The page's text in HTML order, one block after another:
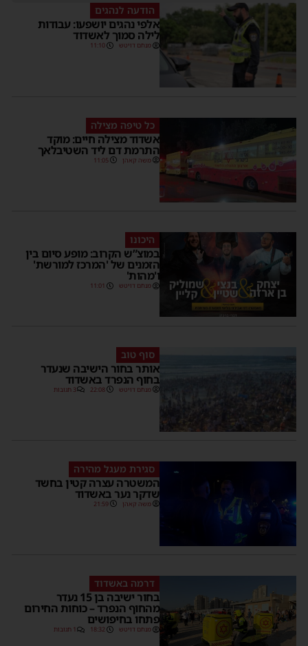
הודעה לנהגים
אלפי נהגים יושפעו: עבודות
לילה סמוך לאשדוד
מנחם דויטש 11:10
כל טיפה מצילה
אשדוד מצילה חיים: מוקד
התרמת דם ליד השטיבלאך
משה קאהן 11:05
היכונו
במוצ”ש הקרוב: מופע סיום בין
הזמנים של 'המרכז למורשת'
ו'מהות'
מנחם דויטש 11:01
סוף טוב
אותר בחור הישיבה שנעדר
בחוף הנפרד באשדוד
מנחם דויטש 22:08 3 תגובות
סגירת מעגל מהירה
המשטרה עצרה קטין בחשד
שדקר נער באשדוד
משה קאהן 21:59
דרמה באשדוד
בחור ישיבה בן 15 נעדר
מהחוף הנפרד – כוחות החירום
פתחו בחיפושים
מנחם דויטש 18:32 1 תגובות